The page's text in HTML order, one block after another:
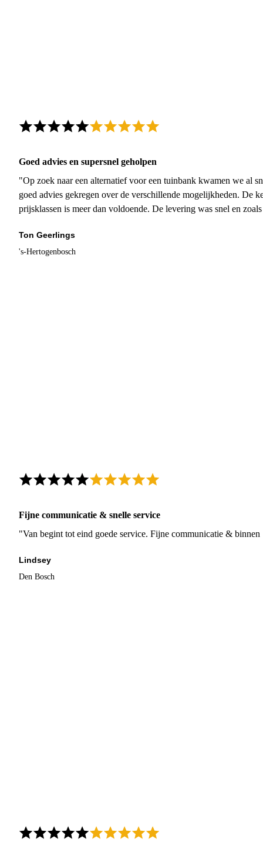
Goed advies en supersnel geholpen
"Op zoek naar een alternatief voor een tuinbank kwamen we al
goed advies gekregen over de verschillende mogelijkheden. De
prijsklassen is meer dan voldoende. De levering was snel en
Ton Geerlings
's-Hertogenbosch
Fijne communicatie & snelle service
"Van begint tot eind goede service. Fijne communicatie &
Lindsey
Den Bosch